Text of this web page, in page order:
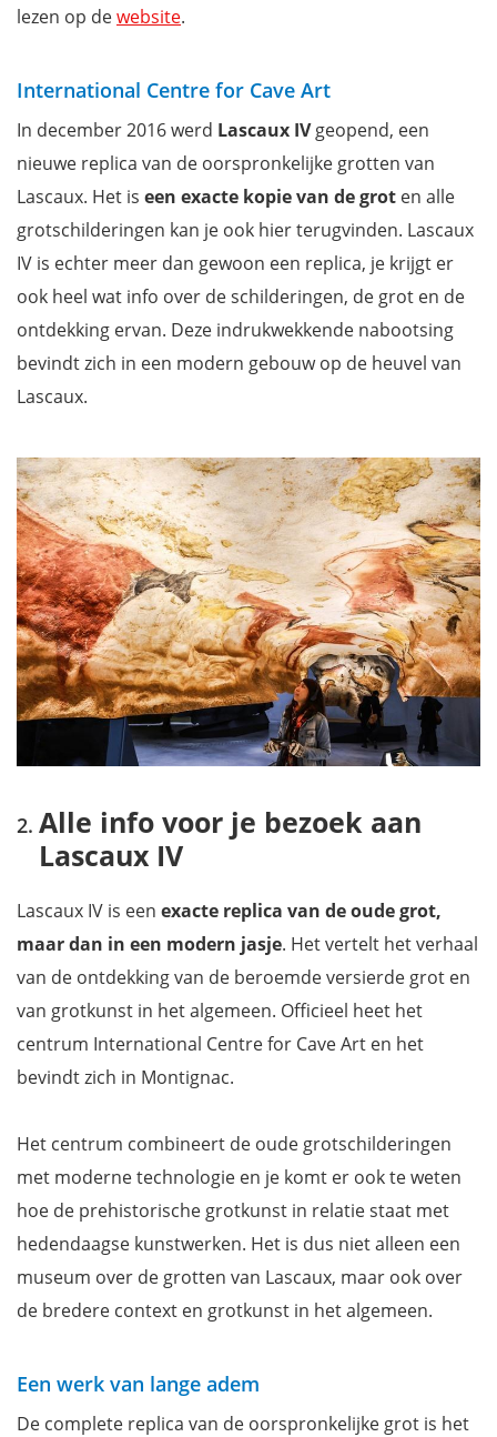
lezen op dewebsite.
International Centre for Cave Art
In december 2016 werd Lascaux IVgeopend, een
nieuwe replica van de oorspronkelijke grotten van
Lascaux. Het is een exacte kopie van de grot en alle
grotschilderingen kan je ook hier terugvinden. Lascaux
IV is echter meer dan gewoon een replica, je krijgt er
ook heel wat info over de schilderingen, de grot en de
ontdekking ervan. Deze indrukwekkende nabootsing
bevindt zich in een modern gebouw op de heuvel van
Lascaux.
Alle info voor je bezoek aan
Lascaux IV
Lascaux IV is een exacte replica van de oude grot,
maar dan in een modern jasje. Het vertelt het verhaal
van de ontdekking van de beroemde versierde grot en
van grotkunst in het algemeen. Officieel heet het
centrum International Centre for Cave Art en het
bevindt zich in Montignac.
Het centrum combineert de oude grotschilderingen
met moderne technologie en je komt er ook te weten
hoe de prehistorische grotkunst in relatie staat met
hedendaagse kunstwerken. Het is dus niet alleen een
museum over de grotten van Lascaux, maar ook over
de bredere context en grotkunst in het algemeen.
Een werk van lange adem
De complete replica van de oorspronkelijke grot is het